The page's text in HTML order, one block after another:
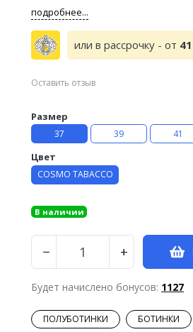
подробнее...
или в рассрочку - от
Оставить отзыв
Размер
37 39 41
Цвет
COSMO TABACCO
В наличии
− +
Будет начислено бонусов: 1127
ПОЛУБОТИНКИ БОТИНКИ